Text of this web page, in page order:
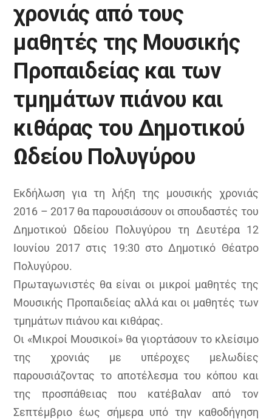
χρονιάς από τους
μαθητές της Μουσικής
Προπαιδείας και των
τμημάτων πιάνου και
κιθάρας του Δημοτικού
Ωδείου Πολυγύρου
Εκδήλωση για τη λήξη της μουσικής χρονιάς
2016 – 2017 θα παρουσιάσουν οι σπουδαστές του
Δημοτικού Ωδείου Πολυγύρου τη Δευτέρα 12
Ιουνίου 2017 στις 19:30 στο Δημοτικό Θέατρο
Πολυγύρου.
Πρωταγωνιστές θα είναι οι μικροί μαθητές της
Μουσικής Προπαιδείας αλλά και οι μαθητές των
τμημάτων πιάνου και κιθάρας.
Οι «Μικροί Μουσικοί» θα γιορτάσουν το κλείσιμο
της χρονιάς με υπέροχες μελωδίες
παρουσιάζοντας το αποτέλεσμα του κόπου και
της προσπάθειας που κατέβαλαν από τον
Σεπτέμβριο έως σήμερα υπό την καθοδήγηση